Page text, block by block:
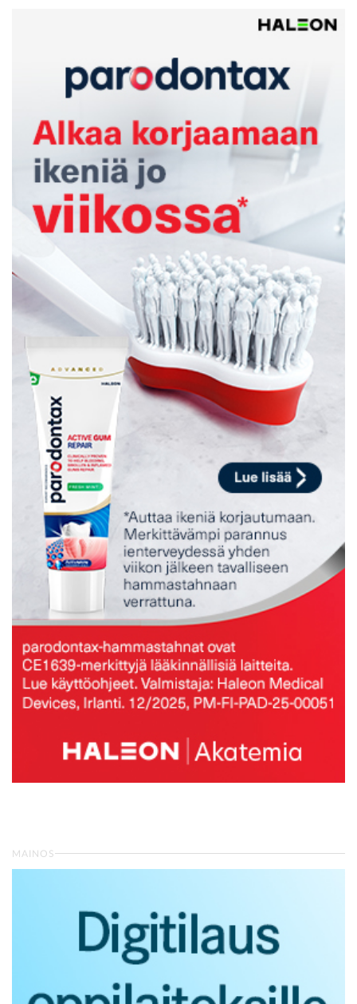
MAINOS